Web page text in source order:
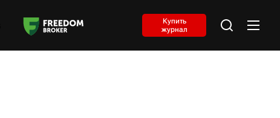
Купить
журнал